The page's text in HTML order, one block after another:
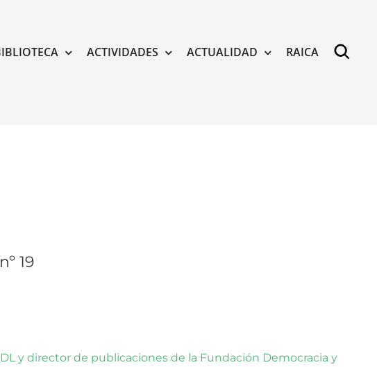
ACTIVIDADES ACTUALIDAD RAICA
19
y director de publicaciones de la Fundación Democracia y